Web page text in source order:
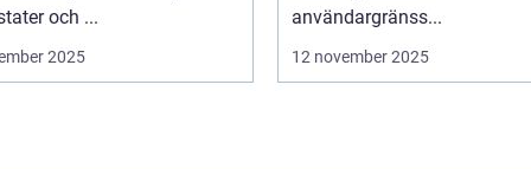
och ...
2025
användargränss...
12 november 2025